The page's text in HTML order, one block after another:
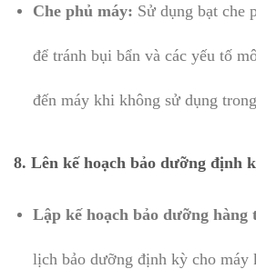
Che phủ máy: Sử dụng bạt che
để tránh bụi bẩn và các yếu tố
đến máy khi không sử dụng
8. Lên kế hoạch bảo dưỡng định
Lập kế hoạch bảo dưỡng hàng
lịch bảo dưỡng định kỳ cho máy